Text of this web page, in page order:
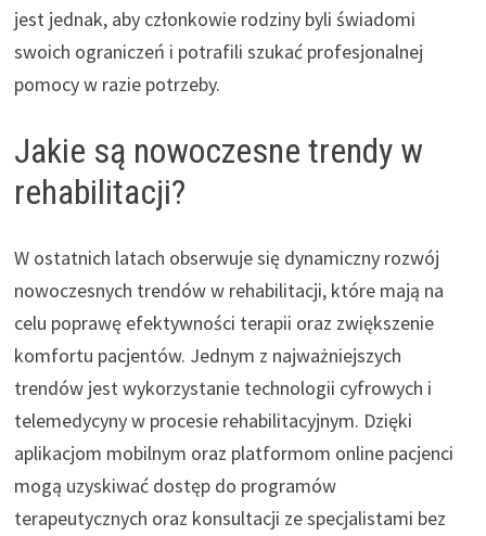
jest jednak, aby członkowie rodziny byli świadomi
swoich ograniczeń i potrafili szukać profesjonalnej
pomocy w razie potrzeby.
Jakie są nowoczesne trendy w
rehabilitacji?
W ostatnich latach obserwuje się dynamiczny rozwój
nowoczesnych trendów w rehabilitacji, które mają na
celu poprawę efektywności terapii oraz zwiększenie
komfortu pacjentów. Jednym z najważniejszych
trendów jest wykorzystanie technologii cyfrowych i
telemedycyny w procesie rehabilitacyjnym. Dzięki
aplikacjom mobilnym oraz platformom online pacjenci
mogą uzyskiwać dostęp do programów
terapeutycznych oraz konsultacji ze specjalistami bez